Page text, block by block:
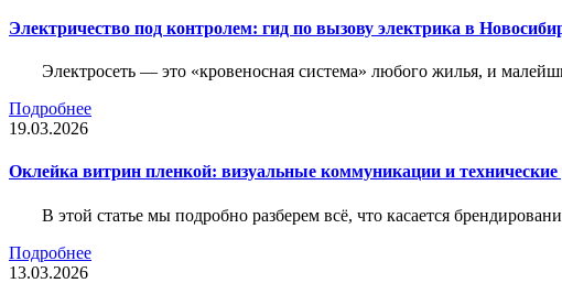
Электричество под контролем: гид по вызову электрика в
Электросеть — это «кровеносная система» любого жилья, и
Подробнее
19.03.2026
Оклейка витрин пленкой: визуальные коммуникации и
В этой статье мы подробно разберем всё, что касается
Подробнее
13.03.2026